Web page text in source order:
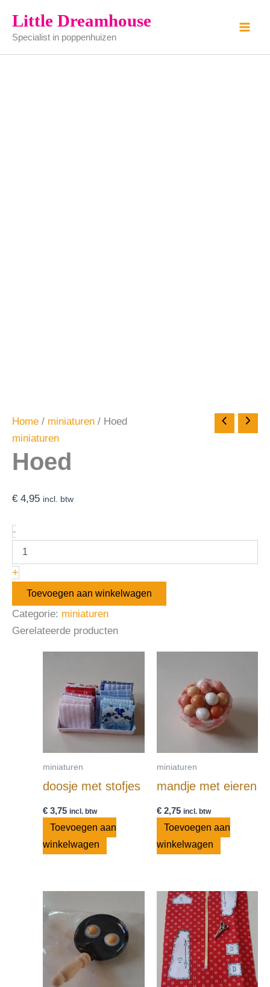
naar
inhoud
Little Dreamhouse
Specialist in poppenhuizen
Home / miniaturen / Hoed
miniaturen
Hoed
€ 4,95 incl. btw
-
aantal
+
Toevoegen aan winkelwagen
Categorie: miniaturen
Gerelateerde producten
miniaturen
doosje met stofjes
€ 3,75 incl. btw
Toevoegen aan
winkelwagen
miniaturen
mandje met eieren
€2,75 incl. btw
Toevoegen aan
winkelwagen